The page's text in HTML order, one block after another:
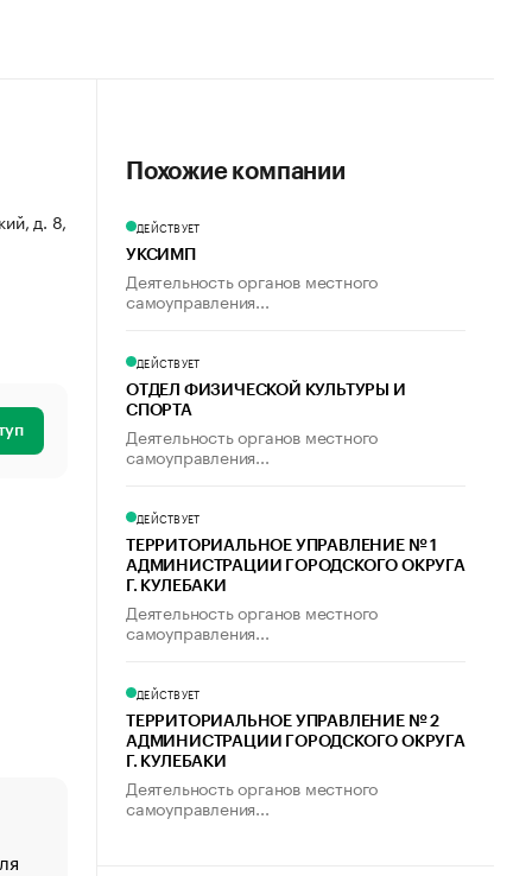
д. 8,
Похожие компании
ДЕЙСТВУЕТ
УКСИМП
Деятельность органов местного
самоуправления...
ДЕЙСТВУЕТ
ОТДЕЛ ФИЗИЧЕСКОЙ КУЛЬТУРЫ И
СПОРТА
Деятельность органов местного
самоуправления...
ДЕЙСТВУЕТ
ТЕРРИТОРИАЛЬНОЕ УПРАВЛЕНИЕ № 1
АДМИНИСТРАЦИИ ГОРОДСКОГО ОКРУГА
Г. КУЛЕБАКИ
Деятельность органов местного
самоуправления...
ДЕЙСТВУЕТ
ТЕРРИТОРИАЛЬНОЕ УПРАВЛЕНИЕ № 2
АДМИНИСТРАЦИИ ГОРОДСКОГО ОКРУГА
Г. КУЛЕБАКИ
Деятельность органов местного
самоуправления...